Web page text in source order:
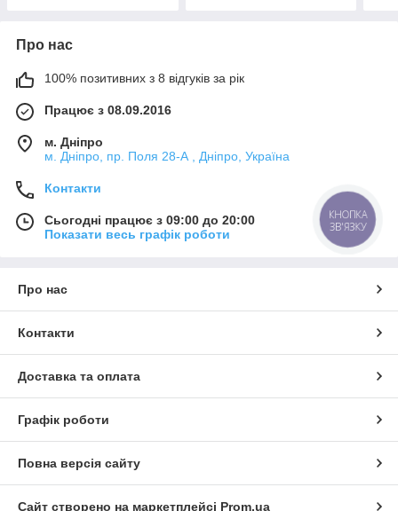
Про нас
100% позитивних з 8 відгуків за рік
Працює з 08.09.2016
м. Дніпро
м. Дніпро, пр. Поля 28-А , Дніпро, Україна
Контакти
Сьогодні працює з 09:00 до 20:00
Показати весь графік роботи
Про нас
Контакти
Доставка та оплата
Графік роботи
Повна версія сайту
Сайт створено на маркетплейсі Prom.ua
КНОПКА
ЗВ'ЯЗКУ